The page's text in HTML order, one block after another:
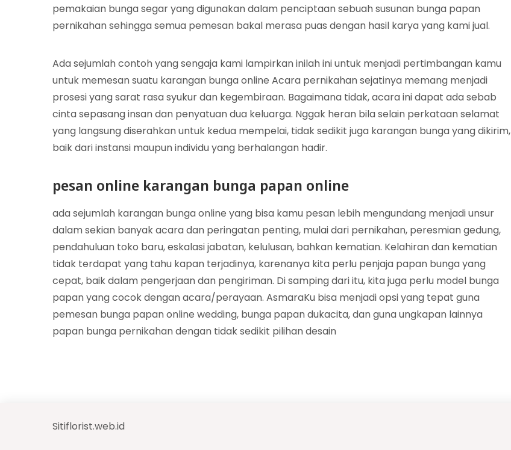
pemakaian bunga segar yang digunakan dalam penciptaan sebuah susunan bunga papan
pernikahan sehingga semua pemesan bakal merasa puas dengan hasil karya yang kami jual.
Ada sejumlah contoh yang sengaja kami lampirkan inilah ini untuk menjadi pertimbangan kamu
untuk memesan suatu karangan bunga online Acara pernikahan sejatinya memang menjadi
prosesi yang sarat rasa syukur dan kegembiraan. Bagaimana tidak, acara ini dapat ada sebab
cinta sepasang insan dan penyatuan dua keluarga. Nggak heran bila selain perkataan selamat
yang langsung diserahkan untuk kedua mempelai, tidak sedikit juga karangan bunga yang dikirim,
baik dari instansi maupun individu yang berhalangan hadir.
pesan online karangan bunga papan online
ada sejumlah karangan bunga online yang bisa kamu pesan lebih mengundang menjadi unsur
dalam sekian banyak acara dan peringatan penting, mulai dari pernikahan, peresmian gedung,
pendahuluan toko baru, eskalasi jabatan, kelulusan, bahkan kematian. Kelahiran dan kematian
tidak terdapat yang tahu kapan terjadinya, karenanya kita perlu penjaja papan bunga yang
cepat, baik dalam pengerjaan dan pengiriman. Di samping dari itu, kita juga perlu model bunga
papan yang cocok dengan acara/perayaan. AsmaraKu bisa menjadi opsi yang tepat guna
pemesan bunga papan online wedding, bunga papan dukacita, dan guna ungkapan lainnya
papan bunga pernikahan dengan tidak sedikit pilihan desain
Sitiflorist.web.id